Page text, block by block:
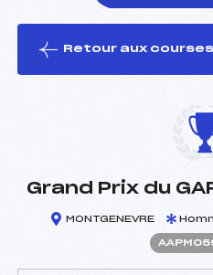
le ski
Retour aux courses
Grand Prix du
MONTGENEVRE